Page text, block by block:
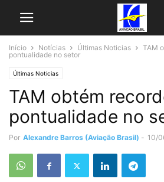
Início Notícias Últimas Noticias
TAM
pontualidade no setor
Últimas Noticias
TAM obtém
pontualidade no
Por Alexandre Barros (Aviação Brasil) - 10/